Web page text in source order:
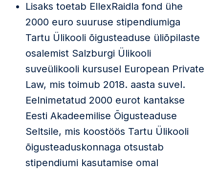
Lisaks toetab EllexRaidla fond ühe
2000 euro suuruse stipendiumiga
Tartu Ülikooli õigusteaduse üliõpilaste
osalemist Salzburgi Ülikooli
suveülikooli kursusel European Private
Law, mis toimub 2018. aasta suvel.
Eelnimetatud 2000 eurot kantakse
Eesti Akadeemilise Õigusteaduse
Seltsile, mis koostöös Tartu Ülikooli
õigusteaduskonnaga otsustab
stipendiumi kasutamise omal